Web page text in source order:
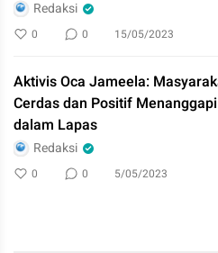
Redaksi
0 0 15/05/2023
Aktivis Oca Jameela:
Cerdas dan Positif
dalam Lapas
Redaksi
0 0 5/05/2023